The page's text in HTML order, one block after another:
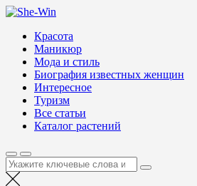
Перейти
содержимому
Блог о женской красоте и здоровье
Красота
Маникюр
Мода и стиль
Биография известных женщин
Интересное
Туризм
Все статьи
Каталог растений
Найти: